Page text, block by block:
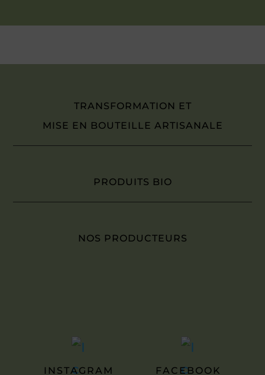
TRANSFORMATION ET
MISE EN BOUTEILLE ARTISANALE
PRODUITS BIO
NOS PRODUCTEURS
INSTAGRAM FACEBOOK